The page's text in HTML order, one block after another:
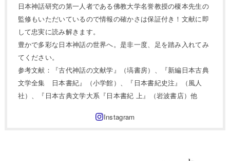
日本神話研究の第一人者である佛教大学名誉教授の榎本先生の
監修もいただいているので情報の確かさは保証付き！文献に即
して忠実に読み解きます。
豊かで多彩な日本神話の世界へ。是非一度、足を踏み入れてみ
てください。
参考文献：『古代神話の文献学』（塙書房）、『新編日本古典
文学全集 日本書紀』（小学館）、『日本書紀史注』（風人
社）、『日本古典文学大系『日本書紀 上』（岩波書店）他